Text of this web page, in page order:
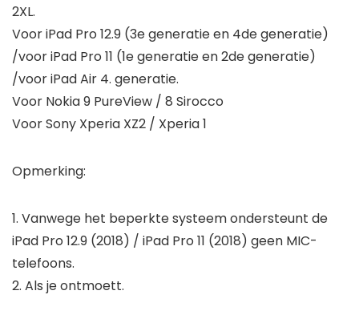
2XL.
Voor iPad Pro 12.9 (3e generatie en 4de generatie)
/voor iPad Pro 11 (1e generatie en 2de generatie)
/voor iPad Air 4. generatie.
Voor Nokia 9 PureView / 8 Sirocco
Voor Sony Xperia XZ2 / Xperia 1
Opmerking:
1. Vanwege het beperkte systeem ondersteunt de
iPad Pro 12.9 (2018) / iPad Pro 11 (2018) geen MIC-
telefoons.
2. Als je ontmoett.